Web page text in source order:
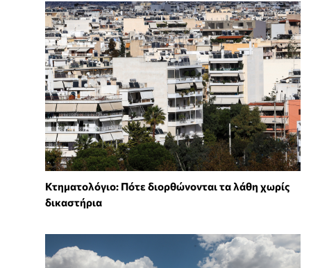
Κτηματολόγιο: Πότε διορθώνονται τα λάθη χωρίς
δικαστήρια